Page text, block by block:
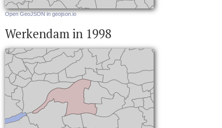
Open GeoJSON in geojson.io
Werkendam in 1998